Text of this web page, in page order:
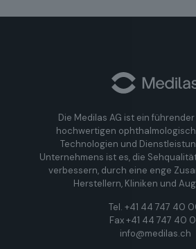
Die Medilas AG ist ein
hochwertigen
Technologien und
Unternehmens ist es, die
verbessern, durch eine enge
Herstellern, Kliniken und
Tel. +41 44 747 40
Fax +41 44 747 40
info@medilas.ch